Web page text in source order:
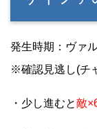
発生時期：ヴァ
※確認見逃し(チ
・少し進むと敵